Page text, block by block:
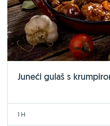
Juneći gulaš s
1 H